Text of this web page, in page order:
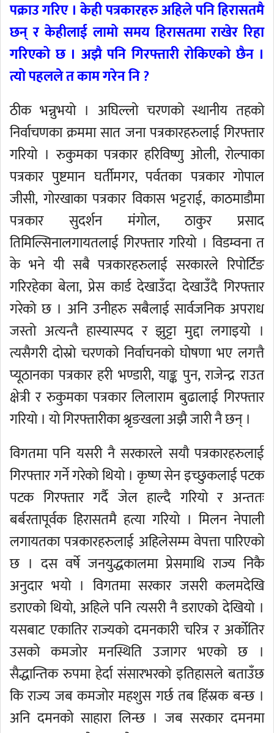
पक्राउ गरिए । केही पत्रकारहरु अहिले पनि हिरासतमै
छन् र केहीलाई लामो समय हिरासतमा राखेर रिहा
गरिएको छ । अझै पनि गिरफ्तारी रोकिएको छैन ।
त्यो पहलले त काम गरेन नि ?
ठीक भन्नुभयो । अघिल्लो चरणको स्थानीय तहको
निर्वाचणका क्रममा सात जना पत्रकारहरुलाई गिरफ्तार
गरियो । रुकुमका पत्रकार हरिविष्णु ओली, रोल्पाका
पत्रकार पुष्टमान घर्तीमगर, पर्वतका पत्रकार गोपाल
जीसी, गोरखाका पत्रकार विकास भट्टराई, काठमाडौमा
पत्रकार सुदर्शन मंगोल, ठाकुर प्रसाद
तिमिल्सिनालगायतलाई गिरफ्तार गरियो । विडम्वना त
के भने यी सबै पत्रकारहरुलाई सरकारले रिपोर्टिङ
गरिरहेका बेला, प्रेस कार्ड देखाउँदा देखाउँदै गिरफ्तार
गरेको छ । अनि उनीहरु सबैलाई सार्वजनिक अपराध
जस्तो अत्यन्तै हास्यास्पद र झुट्टा मुद्दा लगाइयो ।
त्यसैगरी दोस्रो चरणको निर्वाचनको घोषणा भए लगत्तै
प्यूठानका पत्रकार हरी भण्डारी, याङ्क पुन, राजेन्द्र राउत
क्षेत्री र रुकुमका पत्रकार लिलाराम बुढालाई गिरफ्तार
गरियो । यो गिरफ्तारीका श्रृङखला अझै जारी नै छन् ।
विगतमा पनि यसरी नै सरकारले सयौ पत्रकारहरुलाई
गिरफ्तार गर्ने गरेको थियो । कृष्ण सेन इच्छुकलाई पटक
पटक गिरफ्तार गर्दै जेल हाल्दै गरियो र अन्ततः
बर्बरतापूर्वक हिरासतमै हत्या गरियो । मिलन नेपाली
लगायतका पत्रकारहरुलाई अहिलेसम्म वेपत्ता पारिएको
छ । दस वर्षे जनयुद्धकालमा प्रेसमाथि राज्य निकै
अनुदार भयो । विगतमा सरकार जसरी कलमदेखि
डराएको थियो, अहिले पनि त्यसरी नै डराएको देखियो ।
यसबाट एकातिर राज्यको दमनकारी चरित्र र अर्कोतिर
उसको कमजोर मनस्थिति उजागर भएको छ ।
सैद्धान्तिक रुपमा हेर्दा संसारभरको इतिहासले बताउँछ
कि राज्य जब कमजोर महशुस गर्छ तब हिंस्रक बन्छ ।
अनि दमनको साहारा लिन्छ । जब सरकार दमनमा